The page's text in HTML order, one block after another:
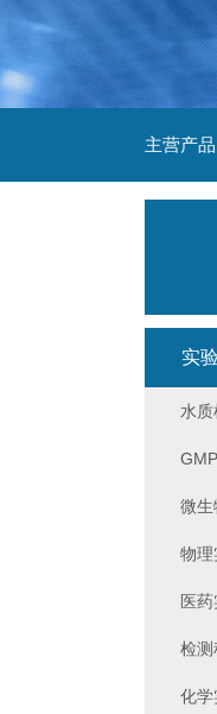
实
水
微生
物理
医
检测
化学